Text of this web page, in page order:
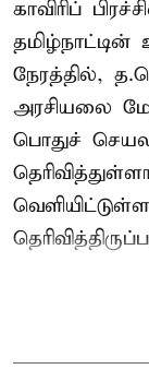
காவிரிப்
நேரத்தில்,
அரசியலை
பொதுச்